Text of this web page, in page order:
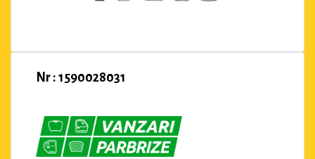
Nr : 1590028031